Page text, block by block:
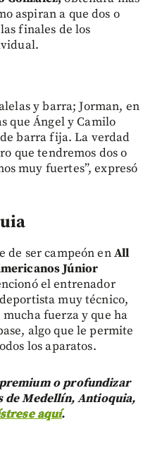
aspiran a que dos o
finales de los
y barra; Jorman, en
que Ángel y Camilo
barra fija. La verdad
que tendremos dos o
muy fuertes”, expresó
de ser campeón enAll
Júnior
el entrenador
muy técnico,
fuerza y que ha
algo que le permite
los aparatos.
o profundizar
de Medellín, Antioquia,
aquí.